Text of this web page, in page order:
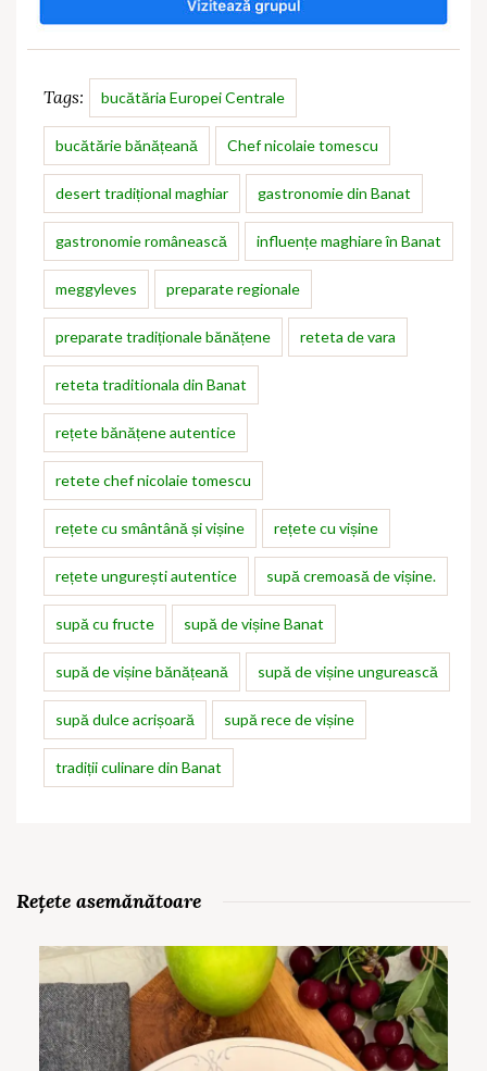
Tags: bucătăria Europei Centrale
bucătărie bănățeană Chef nicolaie tomescu
desert tradițional maghiar gastronomie din Banat
gastronomie românească influențe maghiare în Banat
meggyleves preparate regionale
preparate tradiționale bănățene reteta de vara
reteta traditionala din Banat
rețete bănățene autentice
retete chef nicolaie tomescu
rețete cu smântână și vișine rețete cu vișine
rețete ungurești autentice supă cremoasă de vișine.
supă cu fructe supă de vișine Banat
supă de vișine bănățeană supă de vișine ungurească
supă dulce acrișoară supă rece de vișine
tradiții culinare din Banat
Rețete asemănătoare